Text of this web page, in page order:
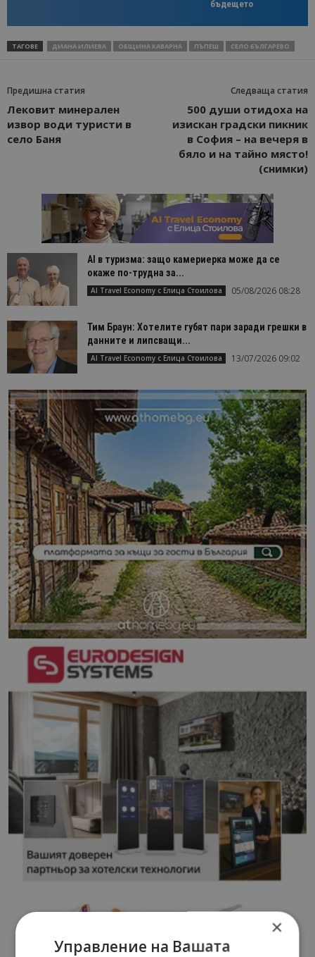
бъдещето
ТАГОВЕ ДИАНА ИЛИЕВА ОБЩИНА КАВАРНА ПЪПЕШ СЕЛО БЪЛГАРЕВО
Предишна статия
Лековит минерален
извор води туристи в
село Баня
Следваща статия
500 души отидоха на
изискан градски пикник
в София – на вечеря в
бяло и на тайно място!
(снимки)
AI в туризма: защо камериерка може да се
окаже по-трудна за...
AI Travel Economy с Елица Стоилова 05/08/2026 08:28
Тим Браун: Хотелите губят пари заради грешки в
данните и липсващи...
AI Travel Economy с Елица Стоилова 13/07/2026 09:02
×
Управление на Вашата